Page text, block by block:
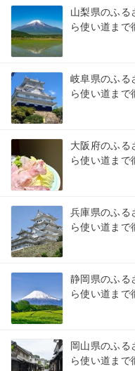
山梨県のふる
ら使い道まで
岐阜県のふる
ら使い道まで
大阪府のふる
ら使い道まで
兵庫県のふる
ら使い道まで
静岡県のふる
ら使い道まで
岡山県のふる
ら使い道まで